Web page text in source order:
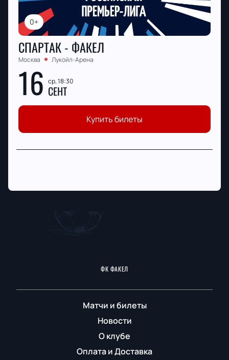
0+
СПАРТАК - ФАКЕЛ
Москва Лукойл-Арена
16 ср, 18:30
СЕНТ
Купить билеты
ФК ФАКЕЛ
Матчи и билеты
Новости
О клубе
Оплата и Доставка